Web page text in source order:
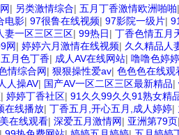
| 另类激情综合| 五月丁香激情欧洲啪啪
电影| 97很鲁在线视频| 97影院一级片|
妻一区三区三区| 99热日| 丁香色情五月
网| 婷婷六月激情在线视频| 久久精品人
五月色丁香| 成人AV在线网站| 噜噜色婷婷
情综合网| 狠狠操性爱av| 色色色在线观
人人操AV| 国产AV一区二区三区最新精品|
| 婷婷丁香社区| 91久久99久久91熟女精
在线播放| 丁香五月,开心五月,成人婷婷|
在线观看| 深爱五月激情网| 亚洲第79页